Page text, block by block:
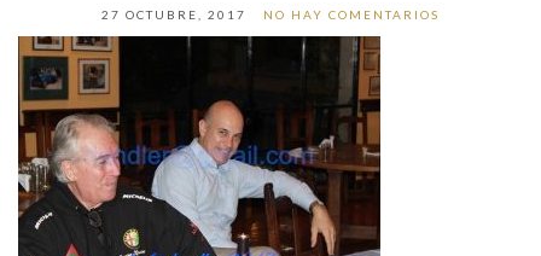
27 OCTUBRE, 2017 NO HAY COMENTARIOS